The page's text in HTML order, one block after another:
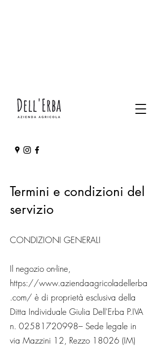
Termini e condizioni del
servizio
CONDIZIONI GENERALI
Il negozio on-line,
https://www.aziendaagricoladellerba
.com/ è di proprietà esclusiva della
Ditta Individuale Giulia Dell'Erba P.IVA
n. 02581720998– Sede legale in
via Mazzini 12, Rezzo 18026 (IM)